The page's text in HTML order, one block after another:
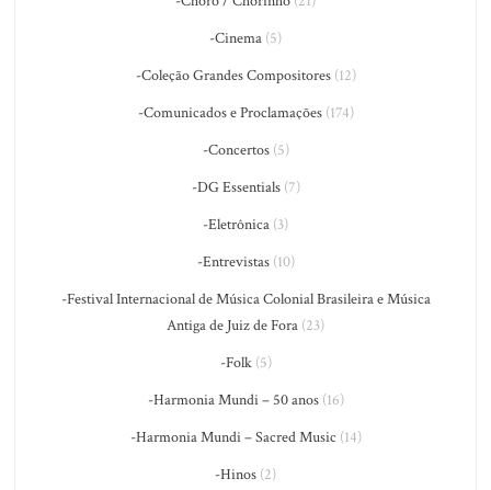
-Cinema (5)
-Coleção Grandes Compositores(12)
-Comunicados e Proclamações(174)
-Concertos(5)
-DG Essentials(7)
-Eletrônica (3)
-Entrevistas(10)
-Festival Internacional de Música Colonial Brasileira e Música
Antiga de Juiz de Fora (23)
-Folk(5)
-Harmonia Mundi – 50 anos(16)
-Harmonia Mundi – Sacred Music (14)
-Hinos (2)